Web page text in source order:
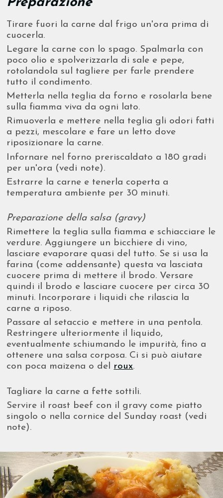
Preparazione
Tirare fuori la carne dal frigo un'ora prima di
cuocerla.
Legare la carne con lo spago. Spalmarla con
poco olio e spolverizzarla di sale e pepe,
rotolandola sul tagliere per farle prendere
tutto il condimento.
Metterla nella teglia da forno e rosolarla bene
sulla fiamma viva da ogni lato.
Rimuoverla e mettere nella teglia gli odori fatti
a pezzi, mescolare e fare un letto dove
riposizionare la carne.
Infornare nel forno preriscaldato a 180 gradi
per un'ora (vedi note).
Estrarre la carne e tenerla coperta a
temperatura ambiente per 30 minuti.
Preparazione della salsa (gravy)
Rimettere la teglia sulla fiamma e schiacciare le
verdure. Aggiungere un bicchiere di vino,
lasciare evaporare quasi del tutto. Se si usa la
farina (come addensante) questa va lasciata
cuocere prima di mettere il brodo. Versare
quindi il brodo e lasciare cuocere per circa 30
minuti. Incorporare i liquidi che rilascia la
carne a riposo.
Passare al setaccio e mettere in una pentola.
Restringere ulteriormente il liquido,
eventualmente schiumando le impurità, fino a
ottenere una salsa corposa. Ci si può aiutare
con poca maizena o del roux.
Tagliare la carne a fette sottili.
Servire il roast beef con il gravy come piatto
singolo o nella cornice del Sunday roast (vedi
note).